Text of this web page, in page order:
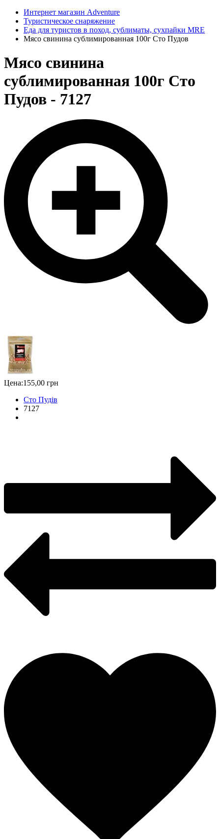
Интернет магазин Adventure
Туристическое снаряжение
Еда для туристов в поход, сублиматы, сухпайки MRE
Мясо свинина сублимированная 100г Сто Пудов
Мясо свинина
сублимированная 100г Сто
Пудов - 7127
Цена:155,00 грн
Сто Пудів
7127